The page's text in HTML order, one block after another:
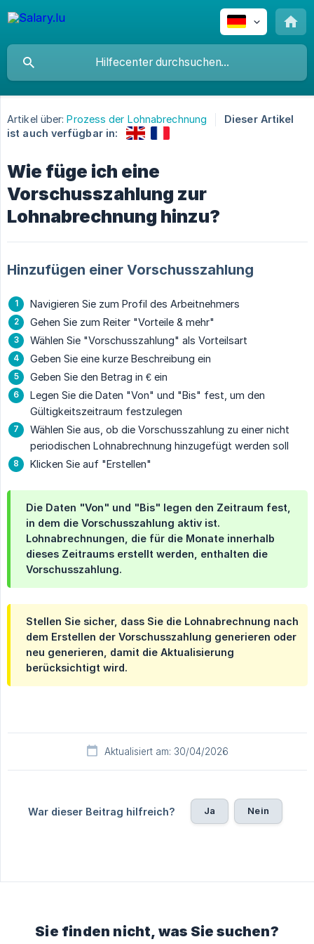
Artikel über: Prozess der Lohnabrechnung
Dieser Artikel
ist auch verfügbar in:
Wie füge ich eine
Vorschusszahlung zur
Lohnabrechnung hinzu?
Hinzufügen einer Vorschusszahlung
Navigieren Sie zum Profil des Arbeitnehmers
Gehen Sie zum Reiter "Vorteile & mehr"
Wählen Sie "Vorschusszahlung" als Vorteilsart
Geben Sie eine kurze Beschreibung ein
Geben Sie den Betrag in € ein
Legen Sie die Daten "Von" und "Bis" fest, um den
Gültigkeitszeitraum festzulegen
Wählen Sie aus, ob die Vorschusszahlung zu einer nicht
periodischen Lohnabrechnung hinzugefügt werden soll
Klicken Sie auf "Erstellen"
Die Daten "Von" und "Bis" legen den Zeitraum fest,
in dem die Vorschusszahlung aktiv ist.
Lohnabrechnungen, die für die Monate innerhalb
dieses Zeitraums erstellt werden, enthalten die
Vorschusszahlung.
Stellen Sie sicher, dass Sie die Lohnabrechnung nach
dem Erstellen der Vorschusszahlung generieren oder
neu generieren, damit die Aktualisierung
berücksichtigt wird.
Aktualisiert am: 30/04/2026
War dieser Beitrag hilfreich? Ja Nein
Sie finden nicht, was Sie suchen?